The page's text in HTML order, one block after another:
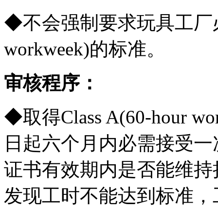
◆不会强制要求玩具工厂
workweek)的标准。
审核程序：
◆取得Class A(60-hour
日起六个月内必需接受
证书有效期内是否能维
发现工时不能达到标准